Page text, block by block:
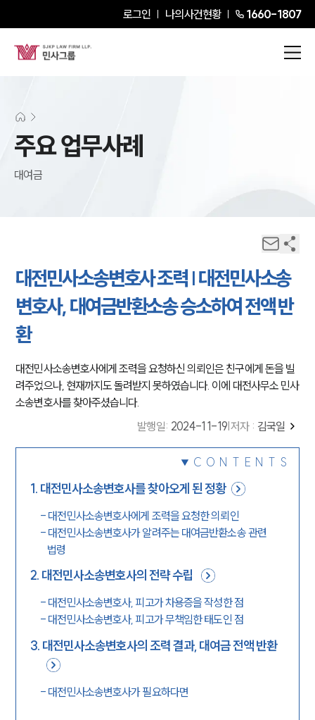
로그인 나의사건현황 1660-1807
주요 업무사례
대여금
대전민사소송변호사 조력 | 대전민사소송
변호사, 대여금반환소송 승소하여 전액 반
환
대전민사소송변호사에게 조력을 요청하신 의뢰인은 친구에게 돈을 빌
려주었으나, 현재까지도 돌려받지 못하였습니다. 이에 대전사무소 민사
소송변호사를 찾아주셨습니다.
발행일: 2024-11-19 저자 : 김국일
CONTENTS
1. 대전민사소송변호사를 찾아오게 된 정황
- 대전민사소송변호사에게 조력을 요청한 의뢰인
- 대전민사소송변호사가 알려주는 대여금반환소송 관련
법령
2. 대전민사소송변호사의 전략 수립
- 대전민사소송변호사, 피고가 차용증을 작성한 점
- 대전민사소송변호사, 피고가 무책임한 태도인 점
3. 대전민사소송변호사의 조력 결과, 대여금 전액 반환
- 대전민사소송변호사가 필요하다면